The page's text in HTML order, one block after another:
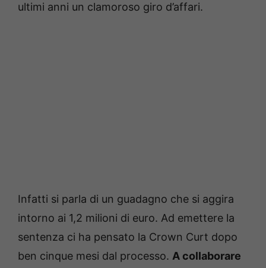
ultimi anni un clamoroso giro d’affari.
Infatti si parla di un guadagno che si aggira
intorno ai 1,2 milioni di euro. Ad emettere la
sentenza ci ha pensato la Crown Curt dopo
ben cinque mesi dal processo. A collaborare